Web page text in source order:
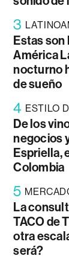
3
Estas
América
nocturno
de sueño
4 ESTILO
De los
negocios
Espriella,
Colombia
5
La
TACO de
otra
será?